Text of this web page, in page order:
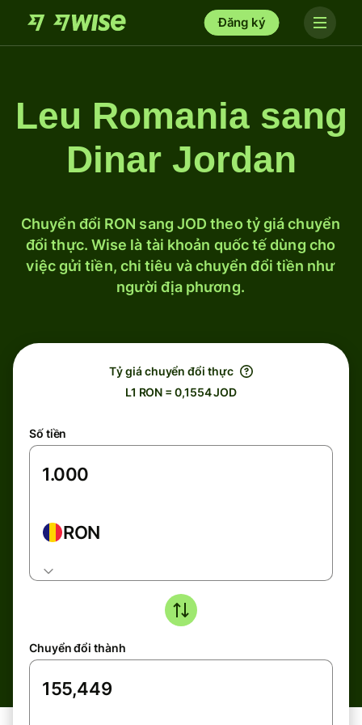
Đăng ký
Leu Romania sang
Dinar Jordan
Chuyển đổi RON sang JOD theo tỷ giá chuyển
đổi thực. Wise là tài khoản quốc tế dùng cho
việc gửi tiền, chi tiêu và chuyển đổi tiền như
người địa phương.
Tỷ giá chuyển đổi thực
L1 RON = 0,1554 JOD
Số tiền
RON
Chuyển đổi thành